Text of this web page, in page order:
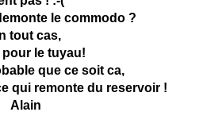
le commodo ?
tout cas,
pour le tuyau!
que ce soit ca,
qui remonte du reservoir !
Alain